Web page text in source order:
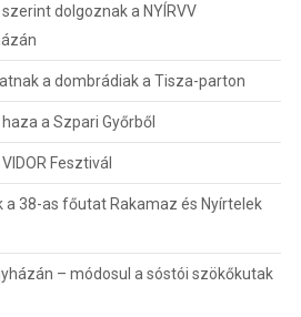
dolgoznak a NYÍRVV
a dombrádiak a Tisza-parton
a Szpari Győrből
Fesztivál
38-as főutat Rakamaz és Nyírtelek
– módosul a sóstói szökőkutak